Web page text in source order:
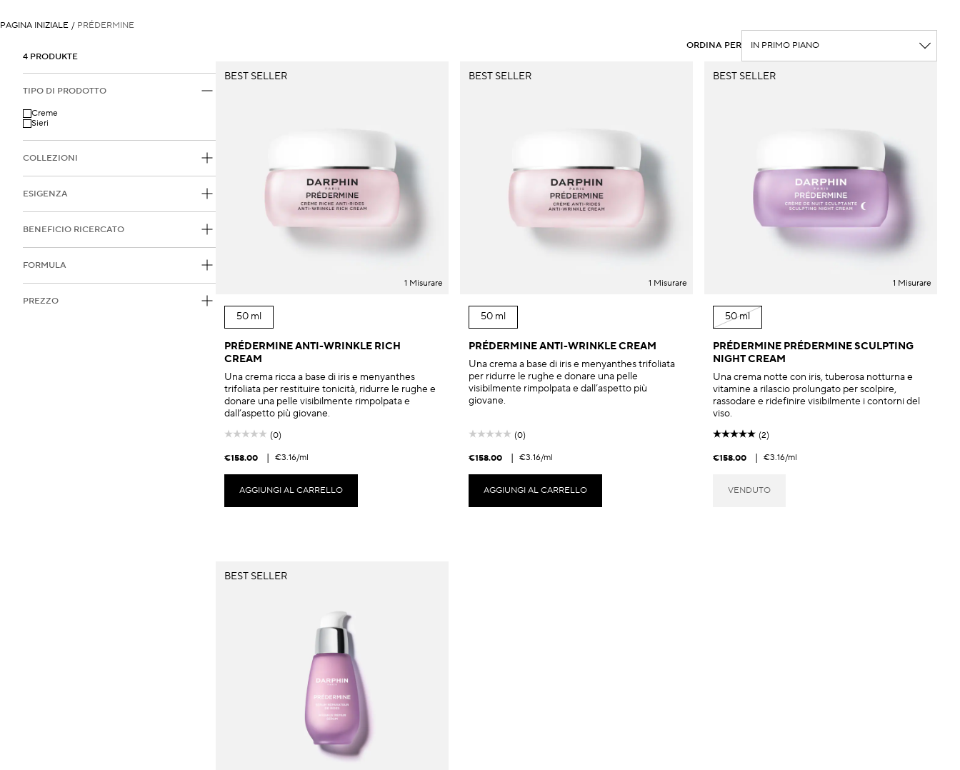
PAGINA INIZIALE / PRÉDERMINE
4 PRODUKTE
TIPO DI PRODOTTO
Creme
Sieri
COLLEZIONI
ESIGENZA
BENEFICIO RICERCATO
FORMULA
PREZZO
ORDINA PER
BEST SELLER
1 Misurare
50 ml
PRÉDERMINE ANTI-WRINKLE RICH
CREAM
Una crema ricca a base di iris e menyanthes
trifoliata per restituire tonicità, ridurre le rughe e
donare una pelle visibilmente rimpolpata e
dall’aspetto più giovane.
(0)
€158.00 | €3.16/ml
AGGIUNGI AL CARRELLO
BEST SELLER
1 Misurare
50 ml
PRÉDERMINE ANTI-WRINKLE CREAM
Una crema a base di iris e menyanthes trifoliata
per ridurre le rughe e donare una pelle
visibilmente rimpolpata e dall’aspetto più
giovane.
(0)
€158.00 | €3.16/ml
AGGIUNGI AL CARRELLO
BEST SELLER
1 Misurare
50 ml
PRÉDERMINE PRÉDERMINE SCULPTING
NIGHT CREAM
Una crema notte con iris, tuberosa notturna e
vitamine a rilascio prolungato per scolpire,
rassodare e ridefinire visibilmente i contorni del
viso.
(2)
€158.00 | €3.16/ml
VENDUTO
BEST SELLER